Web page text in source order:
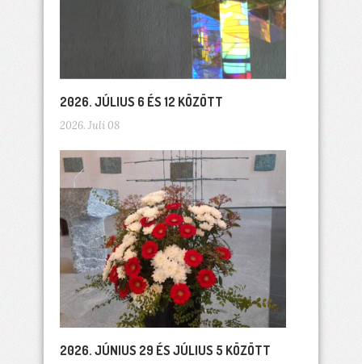
2026. JÚLIUS 6 ÉS 12 KÖZÖTT
2026. Juli 08
2026. JÚNIUS 29 ÉS JÚLIUS 5 KÖZÖTT